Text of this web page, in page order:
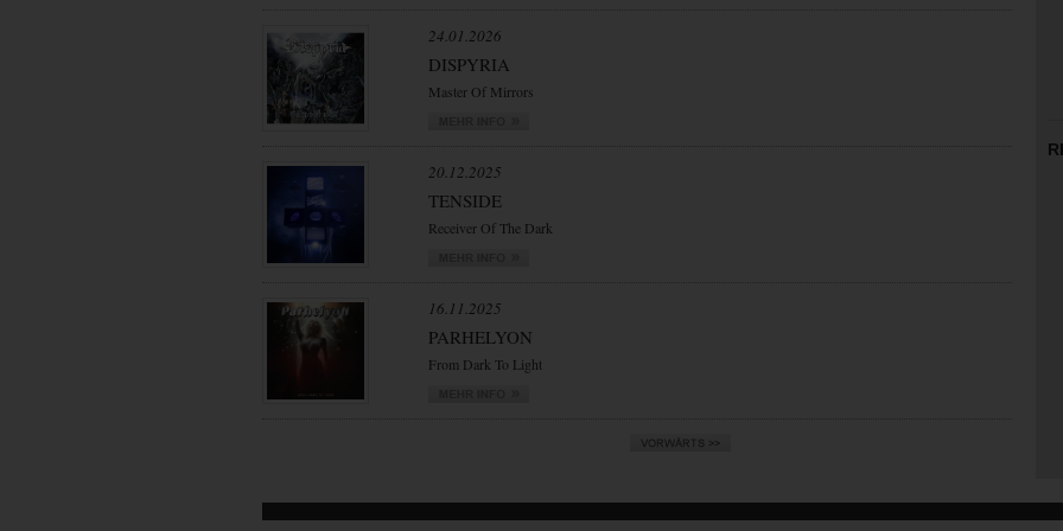
24.01.2026
DISPYRIA
Master Of Mirrors
20.12.2025
TENSIDE
Receiver Of The Dark
16.11.2025
PARHELYON
From Dark To Light